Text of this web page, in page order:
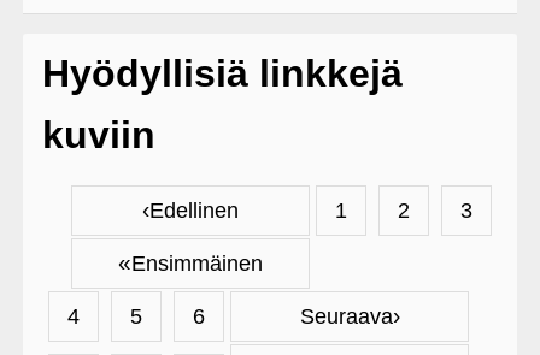
Hyödyllisiä linkkejä
kuviin
‹Edellinen
«Ensimmäinen
Seuraava›
1 2 3
4 5 6